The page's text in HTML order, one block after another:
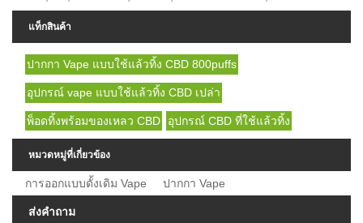
แท็กสินค้า
ปากกา Vape แบบใช้แล้วทิ้ง CBD 800puffs
อุปกรณ์ vape แบบใช้แล้วทิ้ง CBD เปล่า
พ็อดทิ้งพร้อมของเหลว CBD อุปกรณ์ CBD ที่ใช้แล้วทิ้ง
หมวดหมู่ที่เกี่ยวข้อง
การออกแบบดั้งเดิม Vape ปากกา Vape
ส่งคำถาม